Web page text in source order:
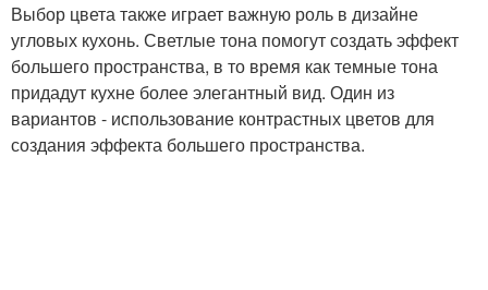
Выбор цвета также играет важную роль в дизайне
угловых кухонь. Светлые тона помогут создать эффект
большего пространства, в то время как темные тона
придадут кухне более элегантный вид. Один из
вариантов - использование контрастных цветов для
создания эффекта большего пространства.